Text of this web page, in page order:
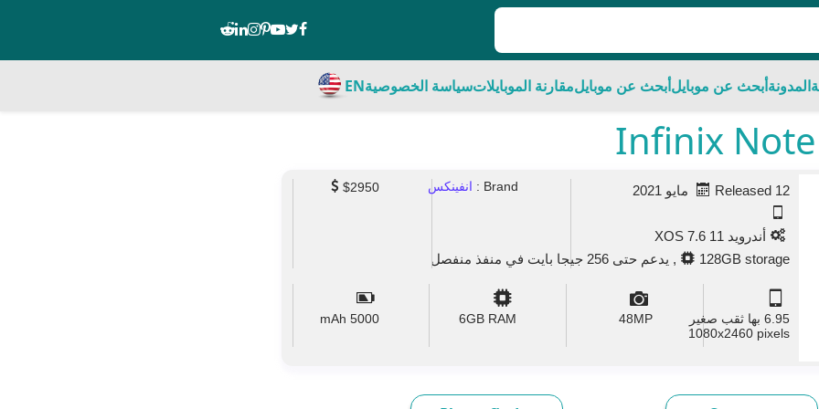
المدونةأبحث عن موبايلأبحث عن موبايلمقارنة الموبايلاتسياسة الخصوصيةEN
Released 12 مايو 2021
أندرويد 11 XOS 7.6
128GB storage, يدعم حتى 256 جيجا بايت في منفذ منفصل
Brand : انفينكس $2950
6.95 بها ثقب صغير
1080x2460 pixels
48MP
6GB RAM
5000
mAh